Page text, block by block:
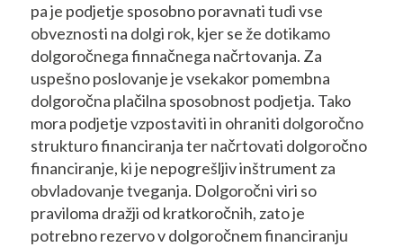
pa je podjetje sposobno poravnati tudi vse
obveznosti na dolgi rok, kjer se že dotikamo
dolgoročnega finnačnega načrtovanja. Za
uspešno poslovanje je vsekakor pomembna
dolgoročna plačilna sposobnost podjetja. Tako
mora podjetje vzpostaviti in ohraniti dolgoročno
strukturo financiranja ter načrtovati dolgoročno
financiranje, ki je nepogrešljiv inštrument za
obvladovanje tveganja. Dolgoročni viri so
praviloma dražji od kratkoročnih, zato je
potrebno rezervo v dolgoročnem financiranju